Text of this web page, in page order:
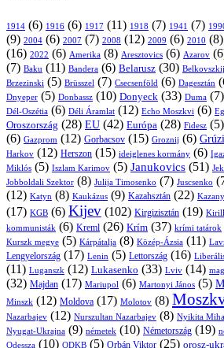
1914 (6) 1916 (6) 1917 (11) 1918 (7) 1941 (7)
(9) 2004 (6) 2007 (7) 2008 (12) 2009 (6) 2010 (8)
(16) 2022 (6) Amerika (8) Aresztovics (6) Azarov
(7) Baku (11) Bandera (6) Belarusz (30) Belkovszkij
Brzezinski (5) Brüsszel (7) Csecsenföld (6) Dagesztán
Dnyeper (5) Donbassz (10) Donyeck (33) Duma (7)
Dél-Oszétia (6) Déli Áramlat (12) Echo Moszkvi (6)
Oroszország (28) EU (42) Európa (28) Fidesz (5)
(6) Gazprom (12) Gorbacsov (15) Groznij (6)
Harkov (12) Herszon (15) ideiglenes kormány (6)
Miklós (5) Iszlam Karimov (5) Janukovics (51)
Jobboldali Szektor (8) Julija Timosenko (7) Juscsenko
(12) Katyn (8) Kaukázus (9) Kazahsztán (22) Kazany
(17) KGB (6) Kijev (102) Kirgizisztán (19)
kommunisták (6) Kreml (26) Krím (37) krími tatárok
Kurszk megye (5) Kárpátalja (8) Közép-Ázsia (11)
Lengyelország (17) Lenin (5) Lettország (16)
(11) Luganszk (12) Lukasenko (33) Lviv (14)
(32) Majdan (17) Mariupol (6) Martonyi János (5)
Minszk (12) Moldova (17) Molotov (8)
Nazarbajev (12) Nurszultan Nazarbajev (8) Nyikita
Nyugat-Ukrajna (9) németek (10) Németország (19)
Odessza (10) ODKB (5) Orbán Viktor (25) orosz-